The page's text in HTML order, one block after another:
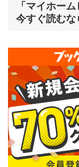
「マイホー
今すぐ読むな